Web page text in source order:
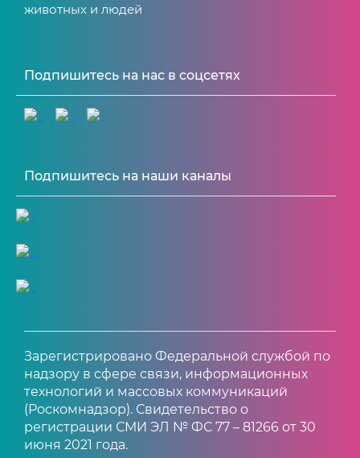
животных и людей
Подпишитесь на нас в соцсетях
Подпишитесь на наши каналы
Зарегистрировано Федеральной службой по
надзору в сфере связи, информационных
технологий и массовых коммуникаций
(Роскомнадзор). Свидетельство о
регистрации СМИ ЭЛ № ФС 77 – 81266 от 30
июня 2021 года.